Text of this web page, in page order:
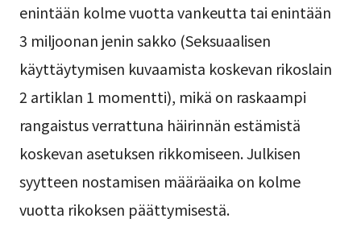
enintään kolme vuotta vankeutta tai enintään
3 miljoonan jenin sakko (Seksuaalisen
käyttäytymisen kuvaamista koskevan rikoslain
2 artiklan 1 momentti), mikä on raskaampi
rangaistus verrattuna häirinnän estämistä
koskevan asetuksen rikkomiseen. Julkisen
syytteen nostamisen määräaika on kolme
vuotta rikoksen päättymisestä.